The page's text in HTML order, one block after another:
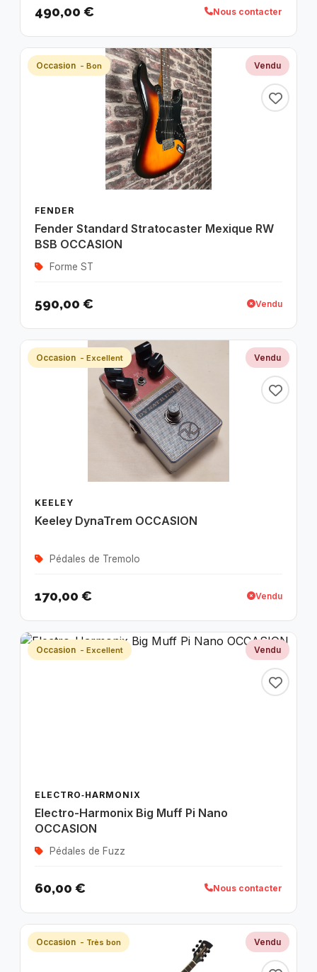
490,00 € Nous contacter
Occasion - Bon Vendu
FENDER
Fender Standard Stratocaster Mexique RW
BSB OCCASION
Forme ST
590,00 € Vendu
Occasion - Excellent Vendu
KEELEY
Keeley DynaTrem OCCASION
Pédales de Tremolo
170,00 € Vendu
Occasion - Excellent Vendu
ELECTRO‑HARMONIX
Electro-Harmonix Big Muff Pi Nano
OCCASION
Pédales de Fuzz
60,00 € Nous contacter
Occasion - Très bon Vendu